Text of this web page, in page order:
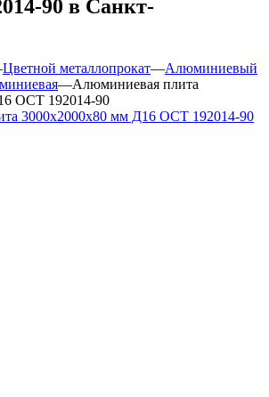
90 в Санкт-
Цветной металлопрокат—Алюминиевый
—Алюминиевая плита
ОСТ 192014-90